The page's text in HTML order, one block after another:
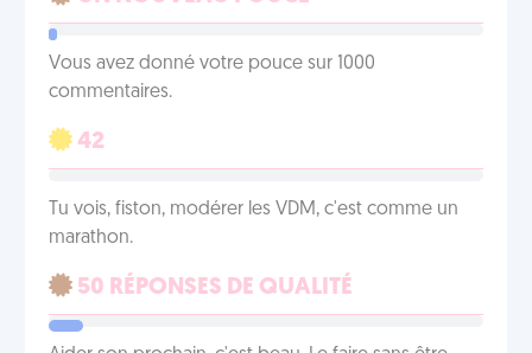
Vous avez donné votre pouce sur 1000
commentaires.
42
Tu vois, fiston, modérer les VDM, c'est comme un
marathon.
50 RÉPONSES DE QUALITÉ